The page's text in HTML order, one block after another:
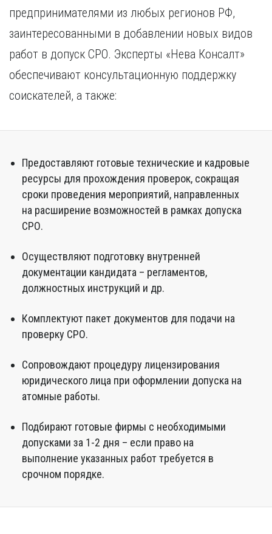
предпринимателями из любых регионов РФ,
заинтересованными в добавлении новых видов
работ в допуск СРО. Эксперты «Нева Консалт»
обеспечивают консультационную поддержку
соискателей, а также:
Предоставляют готовые технические и кадровые
ресурсы для прохождения проверок, сокращая
сроки проведения мероприятий, направленных
на расширение возможностей в рамках допуска
СРО.
Осуществляют подготовку внутренней
документации кандидата – регламентов,
должностных инструкций и др.
Комплектуют пакет документов для подачи на
проверку СРО.
Сопровождают процедуру лицензирования
юридического лица при оформлении допуска на
атомные работы.
Подбирают готовые фирмы с необходимыми
допусками за 1-2 дня – если право на
выполнение указанных работ требуется в
срочном порядке.